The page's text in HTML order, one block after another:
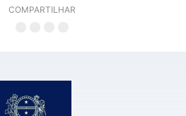
COMPARTILHAR